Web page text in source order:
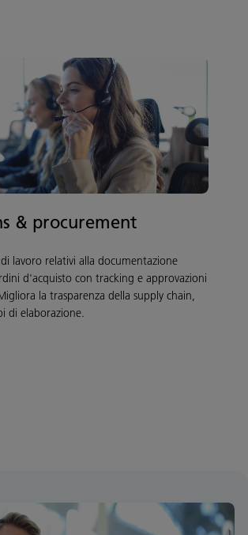
& procurement
lavoro relativi alla documentazione
d'acquisto con tracking e approvazioni
la trasparenza della supply chain,
di elaborazione.